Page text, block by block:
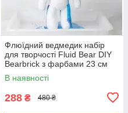
Флюїдний ведмедик набір
для творчості Fluid Bear DIY
Bearbrick з фарбами 23 см
В наявності
288 ₴ 480 ₴